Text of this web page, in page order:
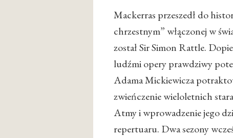
Mackerras przeszedł do
chrzestnym” włączonej w
został Sir Simon Rattle.
ludźmi opery prawdziwy
Adama Mickiewicza
zwieńczenie wieloletnich
Atmy i wprowadzenie jego
repertuaru. Dwa sezony